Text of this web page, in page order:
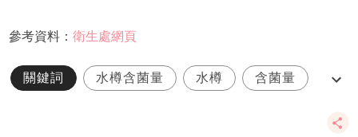
參考資料： 衛生處網頁
關鍵詞 水樽含菌量 水樽 含菌量